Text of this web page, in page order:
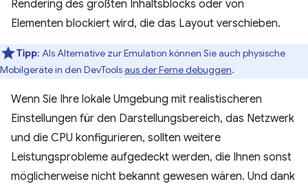
Rendering des größten Inhaltsblocks oder von
Elementen blockiert wird, die das Layout verschieben.
Tipp: Als Alternative zur Emulation können Sie auch physische
Mobilgeräte in den DevToolsaus der Ferne debuggen.
Wenn Sie Ihre lokale Umgebung mit realistischeren
Einstellungen für den Darstellungsbereich, das Netzwerk
und die CPU konfigurieren, sollten weitere
Leistungsprobleme aufgedeckt werden, die Ihnen sonst
möglicherweise nicht bekannt gewesen wären. Und dank